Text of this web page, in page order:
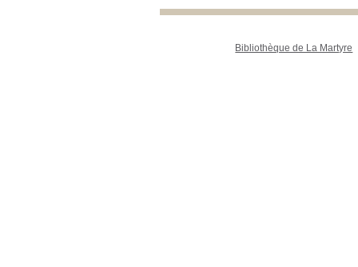
Bibliothèque de La Martyre